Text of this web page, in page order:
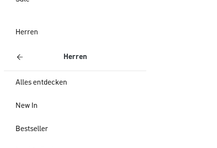
Herren
Herren
Alles entdecken
New In
Bestseller